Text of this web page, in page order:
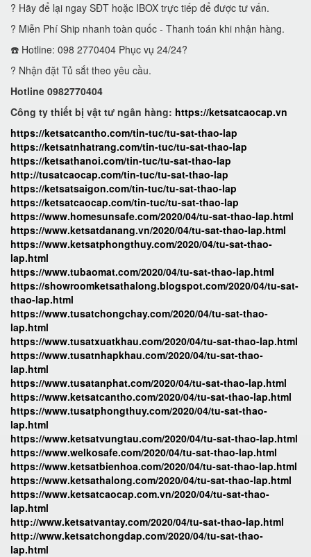
? Hãy để lại ngay SĐT hoặc IBOX trực tiếp để được tư vấn.
? Miễn Phí Ship nhanh toàn quốc - Thanh toán khi nhận hàng.
☎️ Hotline: 098 2770404 Phục vụ 24/24?
? Nhận đặt Tủ sắt theo yêu cầu.
Hotline 0982770404
Công ty thiết bị vật tư ngân hàng: https://ketsatcaocap.vn
https://ketsatcantho.com/tin-tuc/tu-sat-thao-lap
https://ketsatnhatrang.com/tin-tuc/tu-sat-thao-lap
https://ketsathanoi.com/tin-tuc/tu-sat-thao-lap
http://tusatcaocap.com/tin-tuc/tu-sat-thao-lap
https://ketsatsaigon.com/tin-tuc/tu-sat-thao-lap
https://ketsatcaocap.com/tin-tuc/tu-sat-thao-lap
https://www.homesunsafe.com/2020/04/tu-sat-thao-lap.html
https://www.ketsatdanang.vn/2020/04/tu-sat-thao-lap.html
https://www.ketsatphongthuy.com/2020/04/tu-sat-thao-
lap.html
https://www.tubaomat.com/2020/04/tu-sat-thao-lap.html
https://showroomketsathalong.blogspot.com/2020/04/tu-sat-
thao-lap.html
https://www.tusatchongchay.com/2020/04/tu-sat-thao-
lap.html
https://www.tusatxuatkhau.com/2020/04/tu-sat-thao-lap.html
https://www.tusatnhapkhau.com/2020/04/tu-sat-thao-
lap.html
https://www.tusatanphat.com/2020/04/tu-sat-thao-lap.html
https://www.ketsatcantho.com/2020/04/tu-sat-thao-lap.html
https://www.tusatphongthuy.com/2020/04/tu-sat-thao-
lap.html
https://www.ketsatvungtau.com/2020/04/tu-sat-thao-lap.html
https://www.welkosafe.com/2020/04/tu-sat-thao-lap.html
https://www.ketsatbienhoa.com/2020/04/tu-sat-thao-lap.html
https://www.ketsathalong.com/2020/04/tu-sat-thao-lap.html
https://www.ketsatcaocap.com.vn/2020/04/tu-sat-thao-
lap.html
http://www.ketsatvantay.com/2020/04/tu-sat-thao-lap.html
http://www.ketsatchongdap.com/2020/04/tu-sat-thao-
lap.html